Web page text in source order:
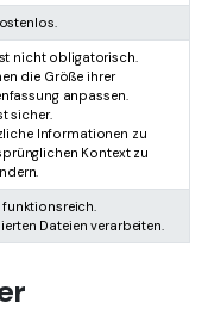
nicht obligatorisch.
die Größe ihrer
anpassen.
sicher.
Informationen zu
Kontext zu
Dateien verarbeiten.